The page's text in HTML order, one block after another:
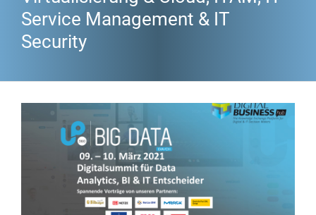
Service Management & IT
Security